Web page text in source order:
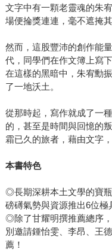
文字中有一顆老靈魂的朱
場便掄獎連連，毫不遮掩
然而，這股豐沛的創作能
代，同學們在作文簿上寫
在這樣的黑暗中，朱宥勳
了一地沃土。
從那時起，寫作就成了一
的，甚至是時間與回憶的
霜已久的旅者，藉由文字
本書特色
◎長期深耕本土文學的寶
磅礡氣勢與資源推出6位極
◎除了甘耀明撰推薦總序
別邀請鍾怡雯、李昂、王
薦！